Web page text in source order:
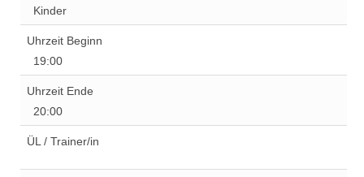
Kinder
Uhrzeit Beginn
19:00
Uhrzeit Ende
20:00
ÜL / Trainer/in